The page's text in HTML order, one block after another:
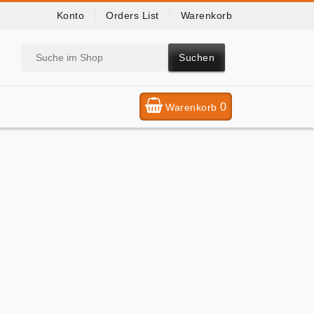
Konto Orders List Warenkorb
Suchen
Warenkorb 0